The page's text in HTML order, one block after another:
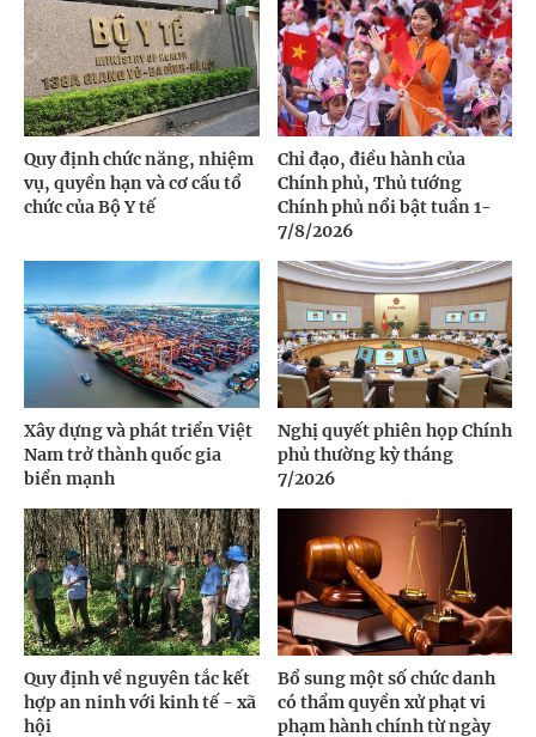
Quy định chức năng, nhiệm
vụ, quyền hạn và cơ cấu tổ
chức của Bộ Y tế
Chỉ đạo, điều hành của
Chính phủ, Thủ tướng
Chính phủ nổi bật tuần 1-
7/8/2026
Xây dựng và phát triển Việt
Nam trở thành quốc gia
biển mạnh
Nghị quyết phiên họp Chính
phủ thường kỳ tháng
7/2026
Quy định về nguyên tắc kết
hợp an ninh với kinh tế - xã
hội
Bổ sung một số chức danh
có thẩm quyền xử phạt vi
phạm hành chính từ ngày